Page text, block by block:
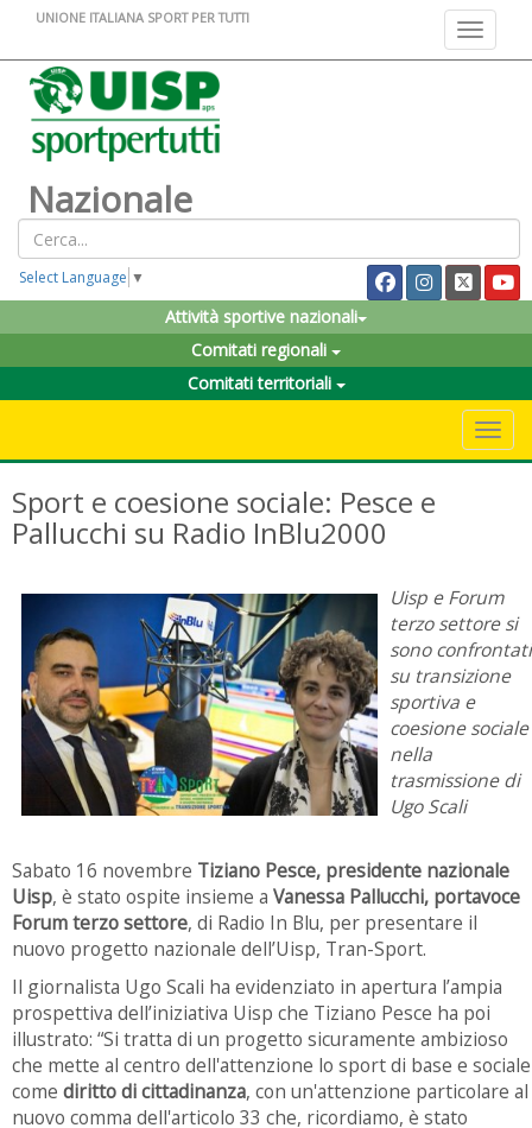
Toggle
UNIONE ITALIANA SPORT PER TUTTI
Nazionale
Select Language ▼
Attività sportive nazionali
Comitati regionali
Comitati territoriali
Sport e coesione sociale: Pesce e
Pallucchi su Radio InBlu2000
Uisp e Forum
terzo settore si
sono confrontati
su transizione
sportiva e
coesione sociale
nella
trasmissione di
Ugo Scali
Sabato 16 novembre Tiziano Pesce, presidente nazionale
Uisp, è stato ospite insieme a Vanessa Pallucchi, portavoce
Forum terzo settore, di Radio In Blu, per presentare il
nuovo progetto nazionale dell’Uisp, Tran-Sport.
Il giornalista Ugo Scali ha evidenziato in apertura l’ampia
prospettiva dell’iniziativa Uisp che Tiziano Pesce ha poi
illustrato: “Si tratta di un progetto sicuramente ambizioso
che mette al centro dell'attenzione lo sport di base e sociale
come diritto di cittadinanza, con un'attenzione particolare al
nuovo comma dell'articolo 33 che, ricordiamo, è stato